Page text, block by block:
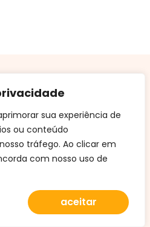
sua experiência de
ou conteúdo
tráfego. Ao clicar em
com nosso uso de
aceitar
boa: receitas e dicas!
no whatsapp